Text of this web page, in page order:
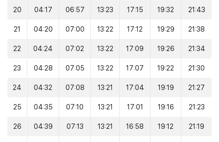
20 04:17 06:57 13:23 17:15 19:32 21:43
21 04:20 07:00 13:22 17:12 19:29 21:38
22 04:24 07:02 13:22 17:09 19:26 21:34
23 04:28 07:05 13:22 17:07 19:22 21:30
24 04:32 07:08 13:21 17:04 19:19 21:27
25 04:35 07:10 13:21 17:01 19:16 21:23
26 04:39 07:13 13:21 16:58 19:12 21:19